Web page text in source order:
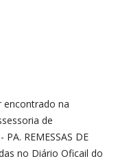
encontrado na
de
REMESSAS DE
no Diário Oficail do